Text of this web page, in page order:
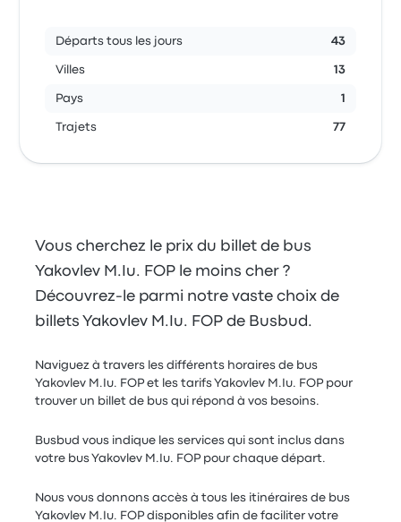
Départs tous les jours 43
Villes 13
Pays 1
Trajets 77
Vous cherchez le prix du billet de bus
Yakovlev M.Iu. FOP le moins cher ?
Découvrez-le parmi notre vaste choix de
billets Yakovlev M.Iu. FOP de Busbud.
Naviguez à travers les différents horaires de bus
Yakovlev M.Iu. FOP et les tarifs Yakovlev M.Iu. FOP pour
trouver un billet de bus qui répond à vos besoins.
Busbud vous indique les services qui sont inclus dans
votre bus Yakovlev M.Iu. FOP pour chaque départ.
Nous vous donnons accès à tous les itinéraires de bus
Yakovlev M.Iu. FOP disponibles afin de faciliter votre